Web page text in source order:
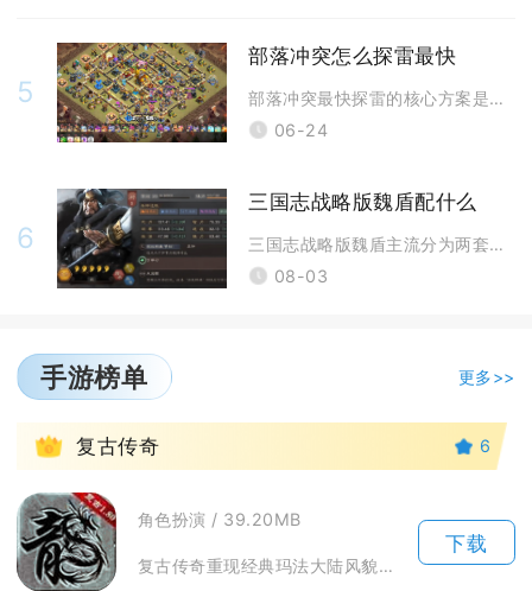
5
部落冲突怎么探雷最快
部落冲突最快探雷的核心方案是空陆兵种分层定点部署+阵型预判前置排查，地
06-24
6
三国志战略版魏盾配什么
三国志战略版魏盾主流分为两套顶配搭配，分别是曹操+典韦+许褚虎卫反击盾
08-03
手游榜单 更多>>
1 复古传奇 6
角色扮演 / 39.20MB
复古传奇重现经典玛法大陆风貌，延续1.76版本核心内容，保留战法道三大职业经典体系。游戏摒...
下载